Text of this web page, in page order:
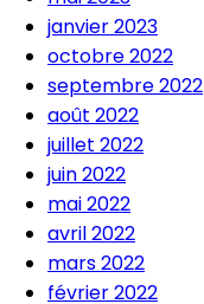
janvier 2023
octobre 2022
septembre 2022
août 2022
juillet 2022
juin 2022
mai 2022
avril 2022
mars 2022
février 2022